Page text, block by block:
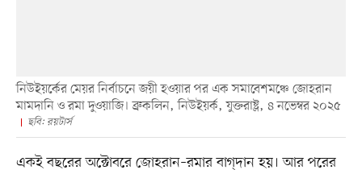
নিউইয়র্কের মেয়র নির্বাচনে জয়ী হওয়ার পর এক সমাবেশমঞ্চে জোহরান
মামদানি ও রমা দুওয়াজি। ব্রুকলিন, নিউইয়র্ক, যুক্তরাষ্ট্র, ৪ নভেম্বর ২০২৫
ছবি: রয়টার্স
একই বছরের অক্টোবরে জোহরান–রমার বাগ্‌দান হয়। আর পরের